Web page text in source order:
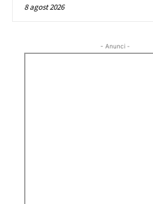
8 agost 2026
- Anunci -